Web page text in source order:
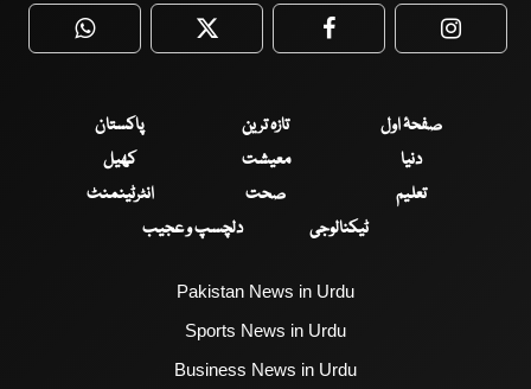
WhatsApp Twitter Facebook
صفحۂ اول تازہ ترین
پاکستان
دنیا
معیشت
کھیل
تعلیم
صحت
انٹرٹینمنٹ
ٹیکنالوجی
دلچسپ و عجیب
Pakistan News in Urdu
Sports News in Urdu
Business News in Urdu